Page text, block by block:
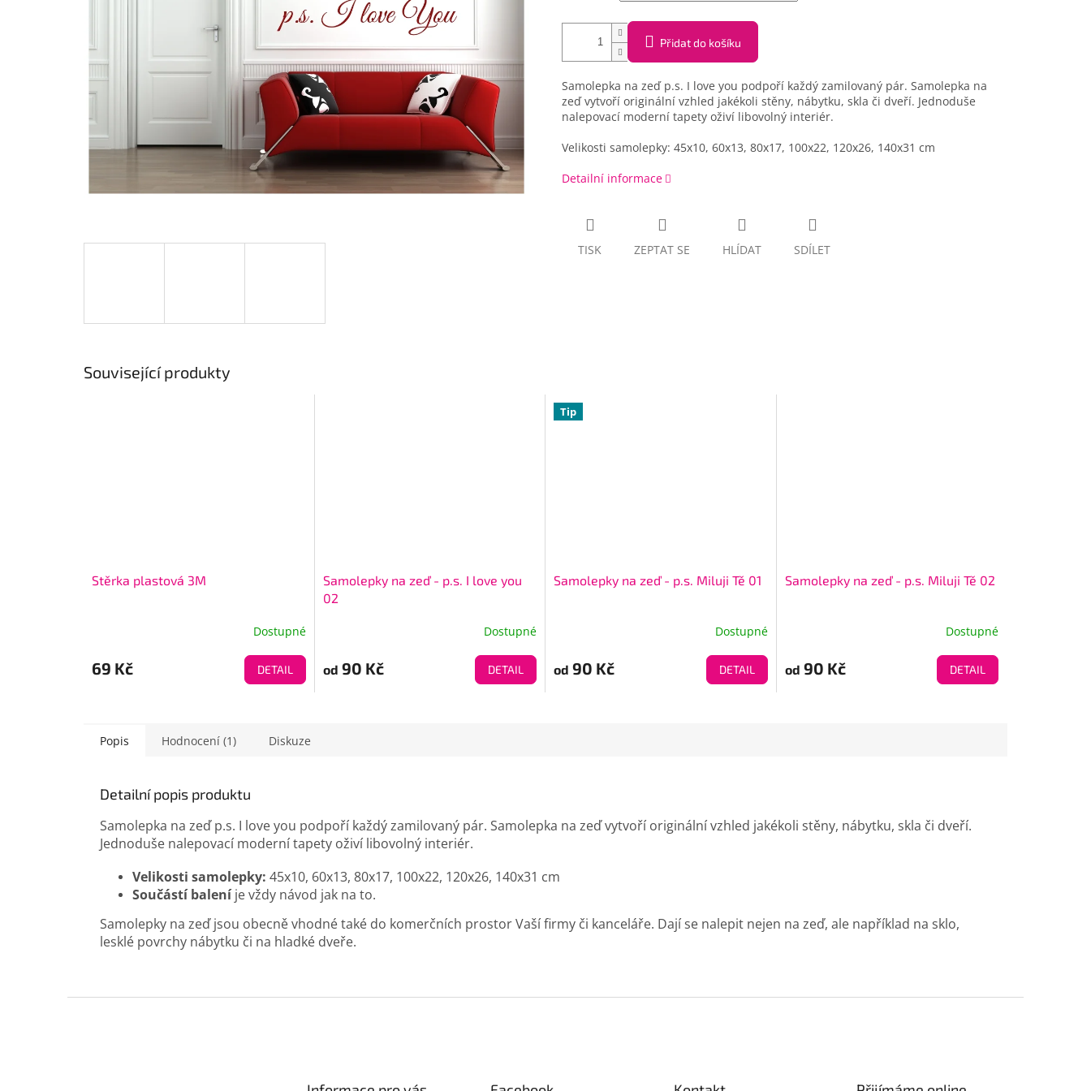
Přidat do košíku
Samolepka na zeď p.s. I love you podpoří každý zamilovaný pár. Samolepka na
zeď vytvoří originální vzhled jakékoli stěny, nábytku, skla či dveří. Jednoduše
nalepovací moderní tapety oživí libovolný interiér.
Velikosti samolepky: 45x10, 60x13, 80x17, 100x22, 120x26, 140x31 cm
Detailní informace
TISK ZEPTAT SE HLÍDAT SDÍLET
Související produkty
Stěrka plastová 3M
Dostupné
69 Kč DETAIL
Samolepky na zeď - p.s. I love you
02
Dostupné
od 90 Kč DETAIL
Tip
Samolepky na zeď - p.s. Miluji Tě 01
produktu
je
Dostupné
od 90 Kč DETAIL
Samolepky na zeď - p.s. Miluji Tě 02
Dostupné
od 90 Kč DETAIL
Popis Hodnocení (1) Diskuze
Detailní popis produktu
Samolepka na zeď p.s. I love you podpoří každý zamilovaný pár. Samolepka na zeď vytvoří originální vzhled jakékoli stěny, nábytku, skla či dveří.
Jednoduše nalepovací moderní tapety oživí libovolný interiér.
Velikosti samolepky: 45x10, 60x13, 80x17, 100x22, 120x26, 140x31 cm
Součástí baleníje vždy návod jak na to.
Samolepky na zeď jsou obecně vhodné také do komerčních prostor Vaší firmy či kanceláře. Dají se nalepit nejen na zeď, ale například na sklo,
lesklé povrchy nábytku či na hladké dveře.